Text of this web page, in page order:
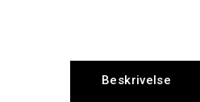
Beskrivelse